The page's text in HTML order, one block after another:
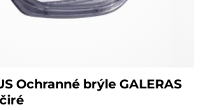
Ochranné brýle GALERAS